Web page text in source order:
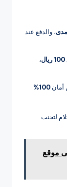
مدى، والدفع عند
100 ريال
،
أمان 100%
لتجنب
موقع